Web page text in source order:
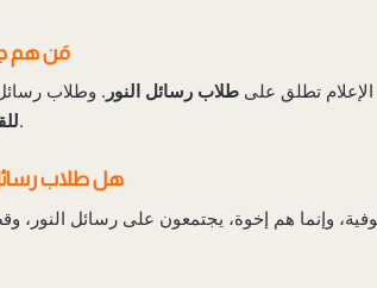
مَن هم
تطلق علىطلاب رسائل النور . وطلاب
الذي دعا إليه القرآن الكريم.
هل طلاب
وإنما هم إخوة، يجتمعون على رسائل النور،